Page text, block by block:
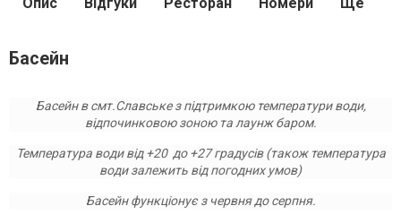
Опис Відгуки Ресторан Номери Ще
Басейн
Басейн в смт.Славське зпідтримкою температури води,
відпочинковою зоною та лаунж баром.
Температура води від +20 до +27 градусів (також температура
води залежить від погодних умов)
Басейн функціонує з червня до серпня.